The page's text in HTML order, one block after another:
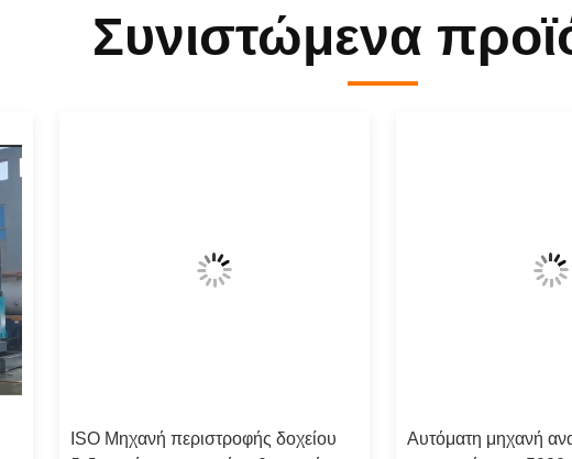
Συνιστώμενα
ISO Μηχανή περιστροφής δοχείου
Αυτόματη μηχανή